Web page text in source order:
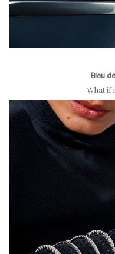
Bleu
What if